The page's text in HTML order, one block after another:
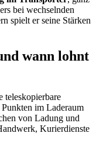
bei wechselnden
spielt er seine Stärken
wann lohnt
teleskopierbare
im Laderaum
von Ladung und
Kurierdienste